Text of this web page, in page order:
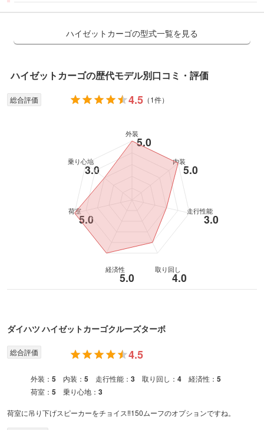
ハイゼットカーゴの型式一覧を見る
ハイゼットカーゴの歴代モデル別口コミ・評価
総合評価 4.5 （1件）
外装
5.0
内装
5.0
走行性能
3.0
取り回し
4.0
経済性
5.0
荷室
5.0
乗り心地
3.0
ダイハツ ハイゼットカーゴクルーズターボ
総合評価 4.5
外装： 5 内装： 5 走行性能： 3 取り回し： 4 経済性： 5
荷室： 5 乗り心地： 3
荷室に吊り下げスピーカーをチョイス‼150ムーフのオプションですね。